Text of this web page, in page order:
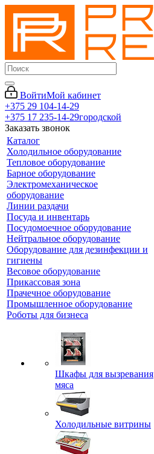
ВойтиМой кабинет
+375 29 104-14-29
+375 17 235-14-29городской
Заказать звонок
Каталог
Холодильное оборудование
Тепловое оборудование
Барное оборудование
Электромеханическое
оборудование
Линии раздачи
Посуда и инвентарь
Посудомоечное оборудование
Нейтральное оборудование
Оборудование для дезинфекции и
гигиены
Весовое оборудование
Прикассовая зона
Прачечное оборудование
Промышленное оборудование
Роботы для бизнеса
Шкафы для вызревания
мяса
Холодильные витрины